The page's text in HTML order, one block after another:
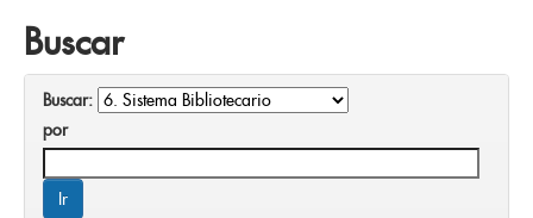
Buscar
Buscar:
por